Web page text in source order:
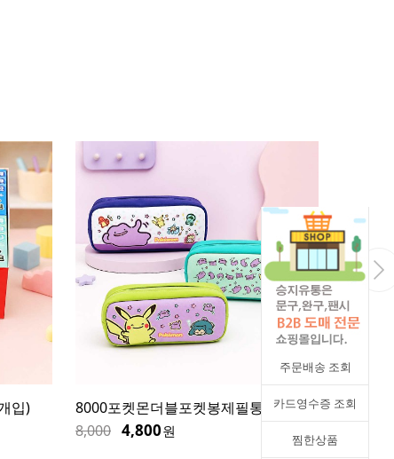
주문배송 조회
카드영수증 조회
찜한상품
입)
8000포켓몬더블포켓봉제필통-낱개
8,000 4,800원
[식품]
로